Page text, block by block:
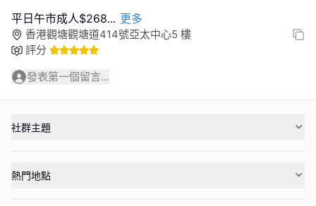
平日午市成人$268... 更多
香港觀塘觀塘道414號亞太中心5 樓
評分
發表第一個留言...
社群主題
熱門地點